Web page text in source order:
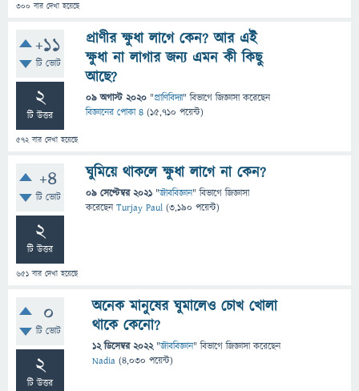
300 বার দেখা হয়েছে
+11
টি ভোট
2
টি উত্তর
572বার দেখা হয়েছে
প্রাণীর ক্ষুধা লাগে কেন? আর এই
ক্ষুধা না লাগার জন্য এমন কী কিছু
আছে?
09 অগাস্ট 2020 "প্রাণিবিদ্যা" বিভাগে জিজ্ঞাসাকরেছেন
বিজ্ঞানের পোকা ৪ (15,710 পয়েন্ট)
+4
টি ভোট
2
টি উত্তর
651 বার দেখা হয়েছে
ঘুমিয়ে থাকলে ক্ষুধা লাগে না কেন?
09 সেপ্টেম্বর 2021 "জীববিজ্ঞান" বিভাগে জিজ্ঞাসা
করেছেনTurjay Paul (3,190 পয়েন্ট)
0
টি ভোট
2
টি উত্তর
অনেক মানুষের ঘুমালেও চোখ খোলা
থাকে কেনো?
12 ডিসেম্বর 2022 "জীববিজ্ঞান" বিভাগে জিজ্ঞাসাকরেছেন
Nadia (4,030 পয়েন্ট)